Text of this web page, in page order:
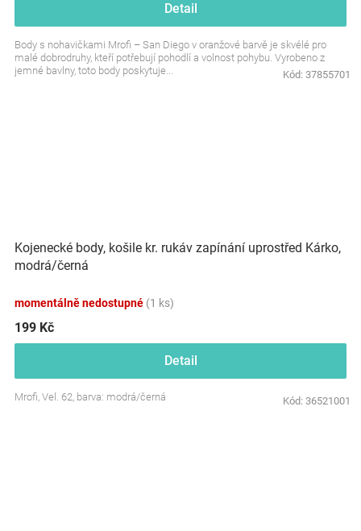
Detail
Body s nohavičkami Mrofi – San Diego v oranžové barvě je skvélé pro
malé dobrodruhy, kteří potřebují pohodlí a volnost pohybu. Vyrobeno z
jemné bavlny, toto body poskytuje...
Kód: 37855701
Kojenecké body, košile kr. rukáv zapínání uprostřed Kárko,
modrá/černá
momentálně nedostupné (1 ks)
199 Kč
Detail
Mrofi, Vel. 62, barva: modrá/černá Kód: 36521001